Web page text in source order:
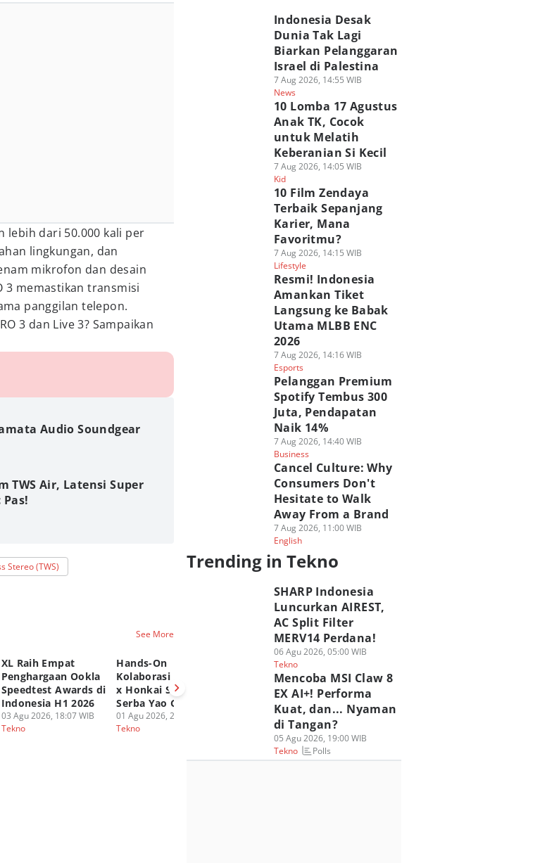
lebih dari 50.000 kali per
lingkungan, dan
mikrofon dan desain
3 memastikan transmisi
panggilan telepon.
3 dan Live 3? Sampaikan
Audio Soundgear
TWS Air, Latensi Super
Stereo (TWS)
See More
XL Raih Empat
Penghargaan Ookla
Speedtest Awards di
Indonesia H1 2026
03 Agu 2026, 18:07 WIB
Tekno
Hands-On
Kolaborasi UGREEN
x Honkai Star Rail,
Serba Yao Guang!
01 Agu 2026, 20:16 WIB
Tekno
ASUS ROG Hadirkan
Pengalaman Gaming
Epik di HoYo FEST
2026 Indonesia
30 Jul 2026, 17:30 WIB
Spider-Man Brand
New Day, Intip
Kolaborasinya!
30 Jul 2026, 16:30 WIB
Indonesia Desak
Dunia Tak Lagi
Biarkan Pelanggaran
Israel di Palestina
7 Aug 2026, 14:55 WIB
News
10 Lomba 17 Agustus
Anak TK, Cocok
untuk Melatih
Keberanian Si Kecil
7 Aug 2026, 14:05 WIB
Kid
10 Film Zendaya
Terbaik Sepanjang
Karier, Mana
Favoritmu?
7 Aug 2026, 14:15 WIB
Lifestyle
Resmi! Indonesia
Amankan Tiket
Langsung ke Babak
Utama MLBB ENC
2026
7 Aug 2026, 14:16 WIB
Esports
Pelanggan Premium
Spotify Tembus 300
Juta, Pendapatan
Naik 14%
7 Aug 2026, 14:40 WIB
Business
Cancel Culture: Why
Consumers Don't
Hesitate to Walk
Away From a Brand
7 Aug 2026, 11:00 WIB
English
Trending in Tekno
SHARP Indonesia
Luncurkan AIREST,
AC Split Filter
MERV14 Perdana!
06 Agu 2026, 05:00 WIB
Tekno
Mencoba MSI Claw 8
EX AI+! Performa
Kuat, dan... Nyaman
di Tangan?
05 Agu 2026, 19:00 WIB
Tekno
Polls